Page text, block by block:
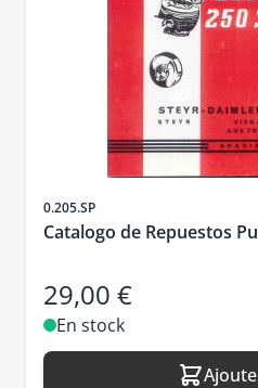
SKU
0.205.SP
Catalogo de Repuestos
29,00 €
En stock